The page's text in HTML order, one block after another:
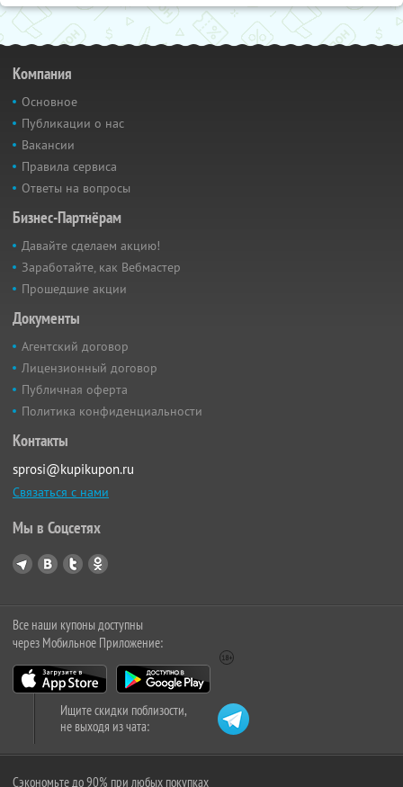
Компания
Основное
Публикации о нас
Вакансии
Правила сервиса
Ответы на вопросы
Бизнес-Партнёрам
Давайте сделаем акцию!
Заработайте, как Вебмастер
Прошедшие акции
Документы
Агентский договор
Лицензионный договор
Публичная оферта
Политика конфиденциальности
Контакты
sprosi@kupikupon.ru
Связаться с нами
Мы в Соцсетях
Все наши купоны доступны
через Мобильное Приложение:
Ищите скидки поблизости,
не выходя из чата:
Сэкономьте до 90% при любых покупках